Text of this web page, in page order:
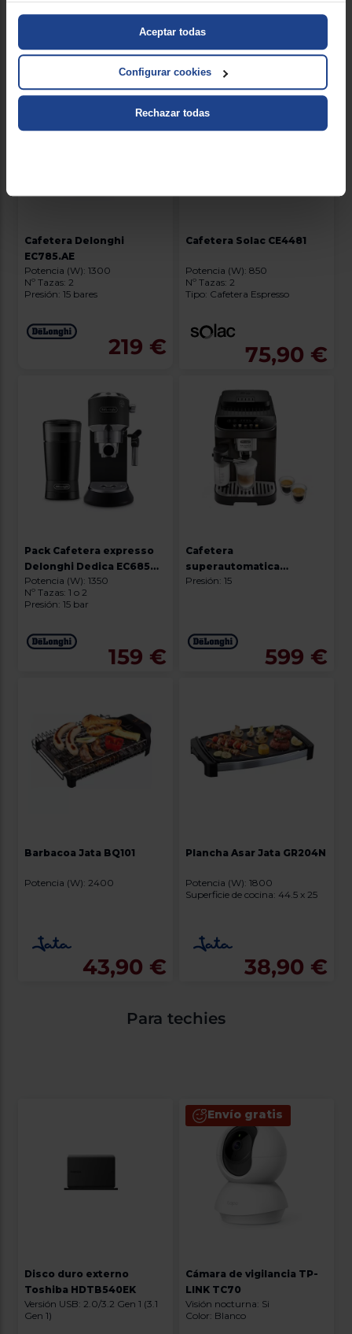
Aceptar todas
Configurar cookies
Rechazar todas
Cafetera Delonghi
EC785.AE
Potencia (W): 1300
Nº Tazas: 2
Presión: 15 bares
219 €
Cafetera Solac CE4481
Potencia (W): 850
Nº Tazas: 2
Tipo: Cafetera Espresso
75,90 €
Pack Cafetera expresso
Delonghi Dedica EC685BK
+ Molinillo KG200
Potencia (W): 1350
Nº Tazas: 1 o 2
Presión: 15 bar
159 €
Cafetera
superautomatica
De'Longhi MAGNIFICA EVO
Presión: 15
599 €
Barbacoa Jata BQ101
Potencia (W): 2400
43,90 €
Plancha Asar Jata GR204N
Potencia (W): 1800
Superficie de cocina: 44.5 x 25
38,90 €
Para techies
Disco duro externo
Toshiba HDTB540EK
Versión USB: 2.0/3.2 Gen 1 (3.1
Gen 1)
Envío gratis
Cámara de vigilancia TP-
LINK TC70
Visión nocturna: Si
Color: Blanco